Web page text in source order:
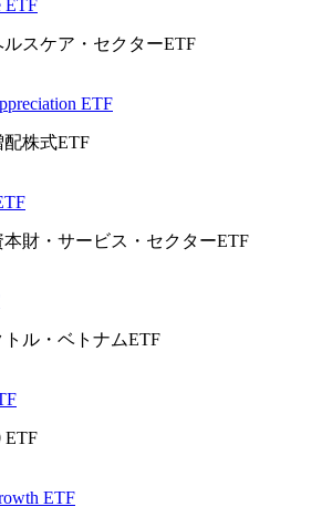
ETF
スケア・セクターETF
ETF
株式ETF
財・サービス・セクターETF
ル・ベトナムETF
ETF
ETF